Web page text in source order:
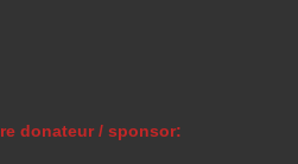
donateur / sponsor: